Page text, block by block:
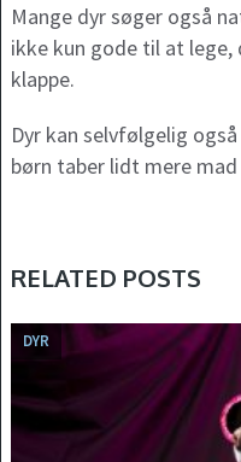
Mange dyr søger også
ikke kun gode til at
klappe.
Dyr kan selvfølgelig
børn taber lidt mere
RELATED POSTS
DYR